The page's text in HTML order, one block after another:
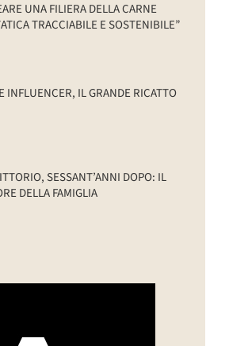
UNA FILIERA DELLA CARNE
TRACCIABILE E SOSTENIBILE”
INFLUENCER, IL GRANDE RICATTO
SESSANT’ANNI DOPO: IL
DELLA FAMIGLIA